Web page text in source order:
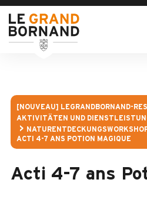
[NOUVEAU] LEGRANDBORNAND-
AKTIVITÄTEN UND
ACTI 4-7 ANS POTION MAGIQUE
Acti 4-7 ans